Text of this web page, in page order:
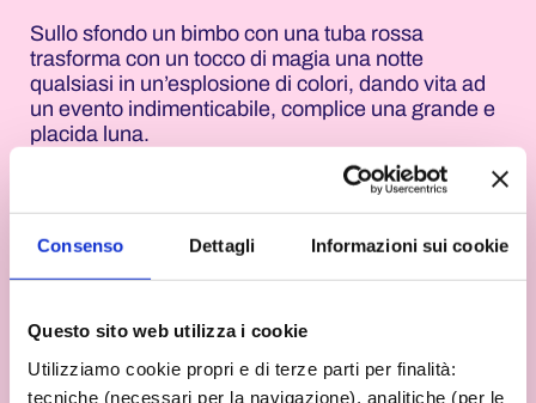
Consenso Dettagli Informazioni sui cookie
Questo sito web utilizza i cookie
Utilizziamo cookie propri e di terze parti per finalità:
tecniche (necessari per la navigazione), analitiche (per le
Sullo sfondo un bimbo con una tuba rossa
trasforma con un tocco di magia una notte
qualsiasi in un’esplosione di colori, dando vita ad
un evento indimenticabile, complice una grande e
placida luna.